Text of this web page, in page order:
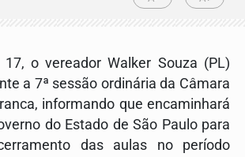
17, o vereadorWalker Souza (PL)
a 7ª sessão ordinária da Câmara
, informando que encaminhará
do Estado deSão Paulopara
das aulas no período